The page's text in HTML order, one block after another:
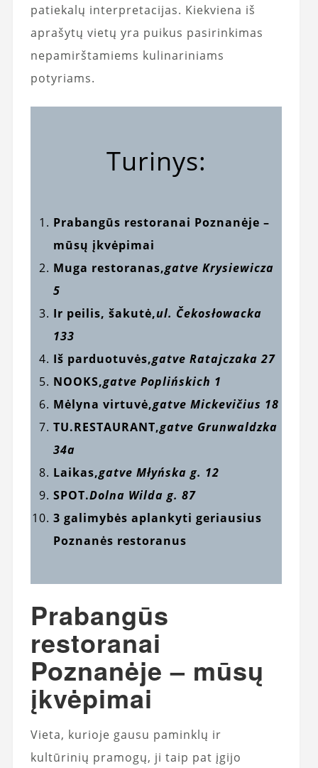
patiekalų interpretacijas. Kiekviena iš
aprašytų vietų yra puikus pasirinkimas
nepamirštamiems kulinariniams
potyriams.
Turinys:
Prabangūs restoranai Poznanėje –
mūsų įkvėpimai
Muga restoranas,gatve Krysiewicza
5
Ir peilis, šakutė,ul. Čekosłowacka
133
Iš parduotuvės,gatve Ratajczaka 27
NOOKS,gatve Poplińskich 1
Mėlyna virtuvė,gatve Mickevičius 18
TU.RESTAURANT,gatve Grunwaldzka
34a
Laikas,gatve Młyńska g. 12
SPOT.Dolna Wilda g. 87
3 galimybės aplankyti geriausius
Poznanės restoranus
Prabangūs
restoranai
Poznanėje – mūsų
įkvėpimai
Vieta, kurioje gausu paminklų ir
kultūrinių pramogų, ji taip pat įgijo